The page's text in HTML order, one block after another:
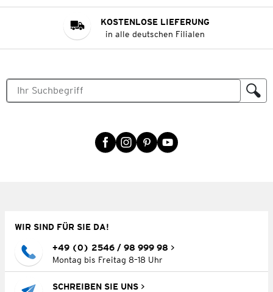
KOSTENLOSE LIEFERUNG
in alle deutschen Filialen
WIR SIND FÜR SIE DA!
+49 (0) 2546 / 98 999 98
Montag bis Freitag 8–18 Uhr
SCHREIBEN SIE UNS